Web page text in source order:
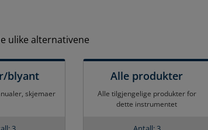
ulike alternativene
blyant
skjemaer
Alle produkter
Alle tilgjengelige produkter for
dette instrumentet